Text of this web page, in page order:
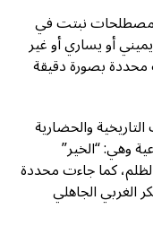
مصطلحات نبتت في
أو يساري أو غير
بصورة دقيقة
والحضارية
وهي: “الخير”
كما جاءت محددة
الغربي الجاهلي